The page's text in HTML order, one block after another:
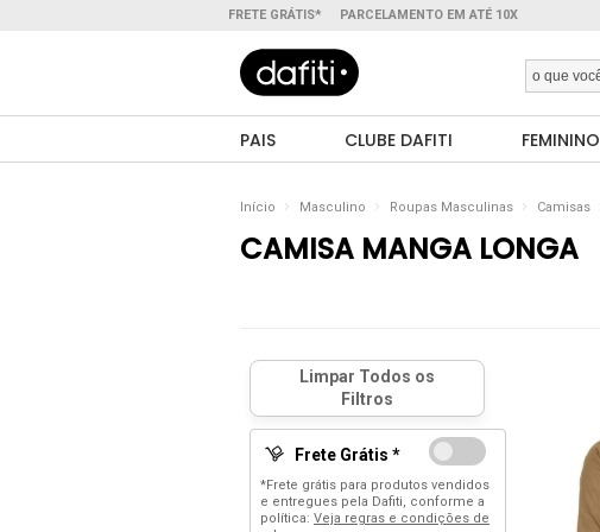
FRETE GRÁTIS* PARCELAMENTO EM ATÉ 10X
PAIS CLUBE DAFITI FEMININO
Início Masculino Roupas Masculinas Camisas
CAMISA MANGA LONGA
Frete Grátis *
*Frete grátis para produtos vendidos
e entregues pela Dafiti, conforme a
política: Veja regras e condições de